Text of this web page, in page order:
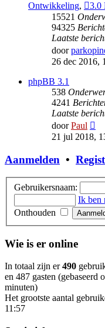
Ontwikkeling, 3.0
15521
94325
Laatste
door
26 dec 2016,
phpBB 3.1
538
4241
Laatste
doorPaul
21 jul 2018,
Aanmelden •
Gebruikersnaam:
Ik ben
Onthouden
Wie is er online
In totaal zijn er490
en 487 gasten (gebaseerd
minuten)
Het grootste aantal
11:57